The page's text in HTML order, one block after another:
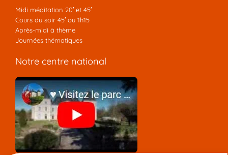
Midi méditation 20′ et 45′
Cours du soir 45′ ou 1h15
Après-midi à thème
Journées thématiques
Notre centre national